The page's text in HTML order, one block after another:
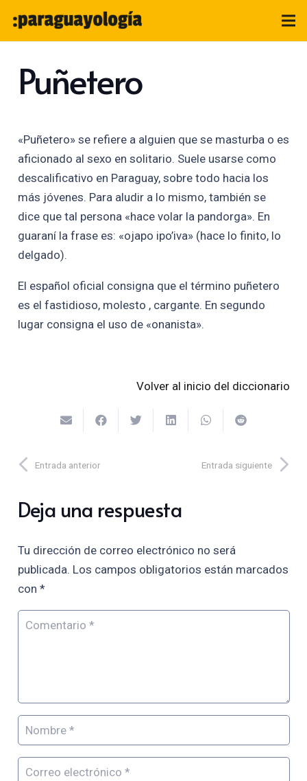
Puñetero
«Puñetero» se refiere a alguien que se masturba o es
aficionado al sexo en solitario. Suele usarse como
descalificativo en Paraguay, sobre todo hacia los
más jóvenes. Para aludir a lo mismo, también se
dice que tal persona «hace volar la pandorga». En
guaraní la frase es: «ojapo ipo’iva» (hace lo finito, lo
delgado).
El español oficial consigna que el término puñetero
es el fastidioso, molesto , cargante. En segundo
lugar consigna el uso de «onanista».
Volver al inicio del diccionario
Entrada anterior Entrada siguiente
Deja una respuesta
Tu dirección de correo electrónico no será
publicada. Los campos obligatorios están marcados
con *